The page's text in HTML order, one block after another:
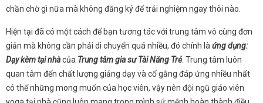
chần chờ gì nữa mà không đăng ký để trải nghiệm ngay thôi nào.
Hiện tại đã có một cách để bạn tương tác với trung tâm vô cùng đơn
giản mà không cần phải di chuyển quá nhiều, đó chính là ứng dụng:
Dạy kèm tại nhàcủa Trung tâm gia sư Tài Năng Trẻ. Trung tâm luôn
quan tâm đến chất lượng giảng dạy và cố gắng đáp ứng nhiều nhất
có thể những mong muốn của học viên, vậy nên đội ngũ giáo viên